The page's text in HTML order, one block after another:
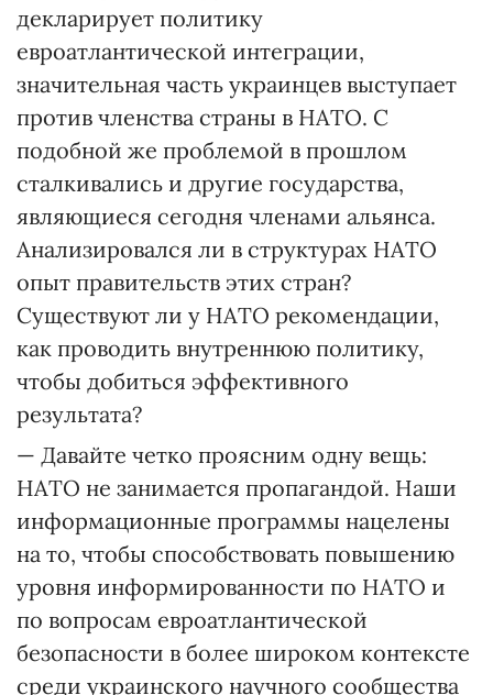
декларирует политику
евроатлантической интеграции,
значительная часть украинцев выступает
против членства страны в НАТО. С
подобной же проблемой в прошлом
сталкивались и другие государства,
являющиеся сегодня членами альянса.
Анализировался ли в структурах НАТО
опыт правительств этих стран?
Существуют ли у НАТО рекомендации,
как проводить внутреннюю политику,
чтобы добиться эффективного
результата?
— Давайте четко проясним одну вещь:
НАТО не занимается пропагандой. Наши
информационные программы нацелены
на то, чтобы способствовать повышению
уровня информированности по НАТО и
по вопросам евроатлантической
безопасности в более широком контексте
среди украинского научного сообщества